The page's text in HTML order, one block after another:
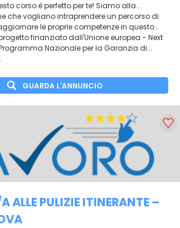
corso è perfetto per te! Siamo alla...
che vogliano intraprendere un percorso di
le proprie competenze in questo...
finanziato dall'Unione europea - Next
Nazionale per la Garanzia di...
GUARDA L'ANNUNCIO
ALLE PULIZIE ITINERANTE –